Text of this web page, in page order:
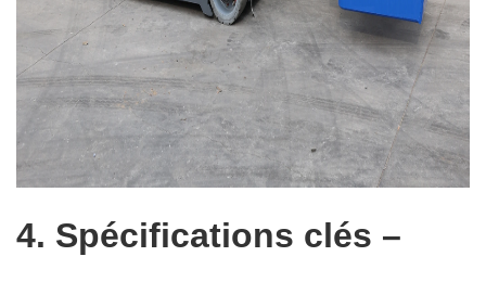
4. Spécifications clés –